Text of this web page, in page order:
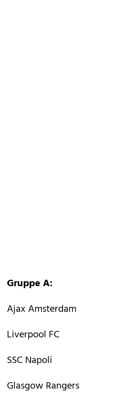
Gruppe A:
Ajax Amsterdam
Liverpool FC
SSC Napoli
Glasgow Rangers